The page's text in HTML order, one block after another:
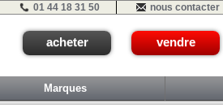
01 44 18 31 50 nous contacter
acheter vendre
Marques